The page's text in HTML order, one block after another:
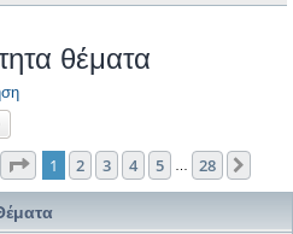
θέματα
Σελίδα από28
1 2 3 4 5 28